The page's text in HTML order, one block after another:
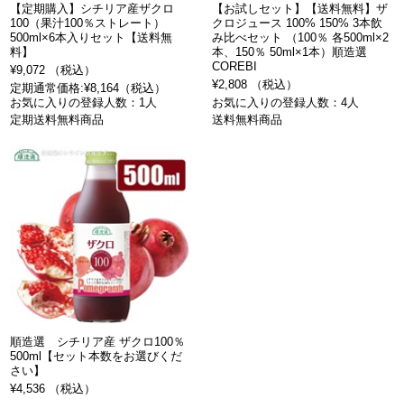
【定期購入】シチリア産ザクロ
100（果汁100％ストレート）
500ml×6本入りセット【送料無
料】
¥9,072 （税込）
定期通常価格:¥8,164（税込）
お気に入りの登録人数：1人
定期送料無料商品
【お試しセット】【送料無料】ザ
クロジュース 100% 150% 3本飲
み比べセット （100％ 各500ml×2
本、150％ 50ml×1本）順造選
COREBI
¥2,808 （税込）
お気に入りの登録人数：4人
送料無料商品
順造選 シチリア産 ザクロ100％
500ml【セット本数をお選びくだ
さい】
¥4,536 （税込）